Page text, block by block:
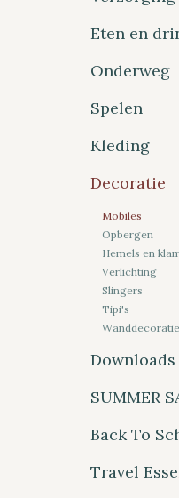
Eten en
Onderweg
Spelen
Kleding
Decoratie
Mobiles
Opbergen
Hemels en
Verlichting
Slingers
Tipi's
Wanddecoratie
Downloads
SUMMER
Back To
Travel